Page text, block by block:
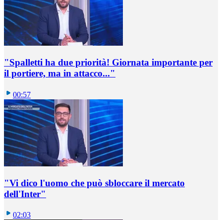
"Spalletti ha due priorità! Giornata importante per
il portiere, ma in attacco..."
00:57
"Vi dico l'uomo che può sbloccare il mercato
dell'Inter"
02:03